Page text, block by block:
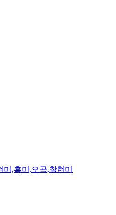
미,흑미,오곡,찰현미